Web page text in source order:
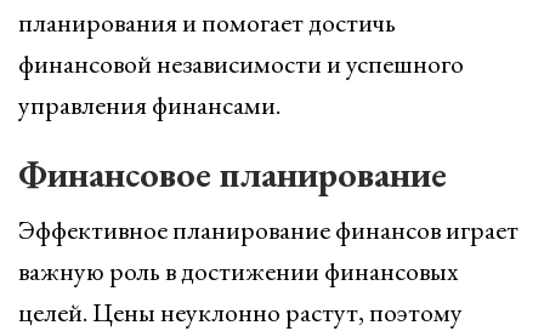
планирования и помогает достичь
финансовой независимости и успешного
управления финансами.
Финансовое планирование
Эффективное планирование финансов играет
важную роль в достижении финансовых
целей. Цены неуклонно растут, поэтому